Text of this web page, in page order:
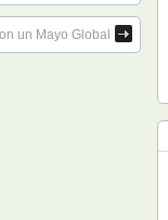
un Mayo Global